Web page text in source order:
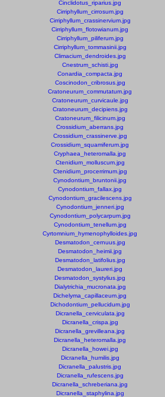
Cinclidotus_riparius.jpg
Cirriphyllum_cirrosum.jpg
Cirriphyllum_crassinervium.jpg
Cirriphyllum_flotowianum.jpg
Cirriphyllum_piliferum.jpg
Cirriphyllum_tommasinii.jpg
Climacium_dendroides.jpg
Cnestrum_schisti.jpg
Conardia_compacta.jpg
Coscinodon_cribrosus.jpg
Cratoneurum_commutatum.jpg
Cratoneurum_curvicaule.jpg
Cratoneurum_decipiens.jpg
Cratoneurum_filicinum.jpg
Crossidium_aberrans.jpg
Crossidium_crassinerve.jpg
Crossidium_squamiferum.jpg
Cryphaea_heteromalla.jpg
Ctenidium_molluscum.jpg
Ctenidium_procerrimum.jpg
Cynodontium_bruntonii.jpg
Cynodontium_fallax.jpg
Cynodontium_gracilescens.jpg
Cynodontium_jenneri.jpg
Cynodontium_polycarpum.jpg
Cynodontium_tenellum.jpg
Cyrtomnium_hymenophylloides.jpg
Desmatodon_cernuus.jpg
Desmatodon_heimii.jpg
Desmatodon_latifolius.jpg
Desmatodon_laureri.jpg
Desmatodon_systylius.jpg
Dialytrichia_mucronata.jpg
Dichelyma_capillaceum.jpg
Dichodontium_pellucidum.jpg
Dicranella_cerviculata.jpg
Dicranella_crispa.jpg
Dicranella_grevilleana.jpg
Dicranella_heteromalla.jpg
Dicranella_howei.jpg
Dicranella_humilis.jpg
Dicranella_palustris.jpg
Dicranella_rufescens.jpg
Dicranella_schreberiana.jpg
Dicranella_staphylina.jpg